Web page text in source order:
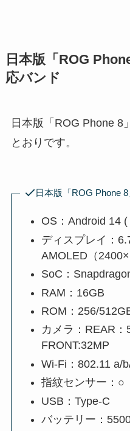
日本版「ROG
応バンド
日本版「ROG Phone 8
とおりです。
日本版「ROG Phone
OS：Android 14
ディスプレイ：
AMOLED（
SoC：
RAM：16GB
ROM：256/
カメラ：REAR
FRONT:32MP
Wi-Fi：802.11 a/
指紋センサー：○
USB：Type-C
バッテリー：